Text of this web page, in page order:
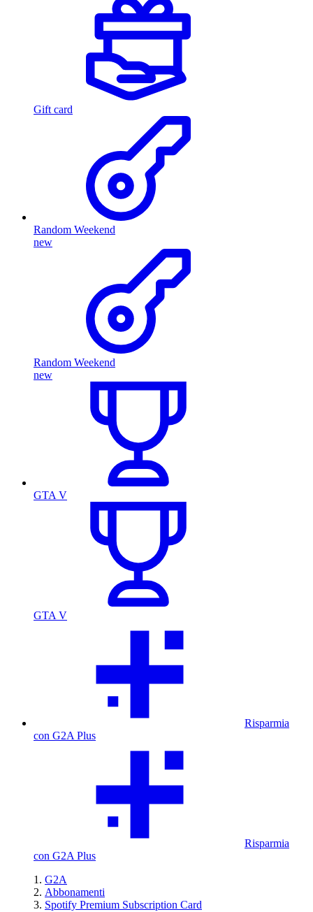
Gift card
Random Weekend
new
Random Weekend
new
GTA V
GTA V
Risparmia
con G2A Plus
Risparmia
con G2A Plus
G2A
Abbonamenti
Spotify Premium Subscription Card